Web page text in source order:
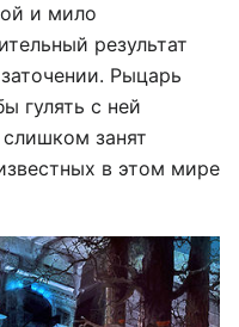
и мило
результат
Рыцарь
гулять с ней
занят
в этом мире